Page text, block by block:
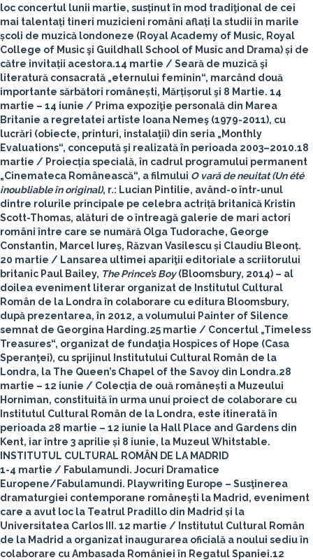
loc concertul lunii martie, susținut în mod tradiţional de cei
mai talentați tineri muzicieni români aflați la studii în marile
școli de muzică londoneze (Royal Academy of Music, Royal
College of Music şi Guildhall School of Music and Drama) și de
către invitații acestora.14 martie / Seară de muzică şi
literatură consacrată „eternului feminin“, marcând două
importante sărbători românești, Mărțișorul şi 8 Martie. 14
martie – 14 iunie / Prima expoziţie personală din Marea
Britanie a regretatei artiste Ioana Nemeş (1979-2011), cu
lucrări (obiecte, printuri, instalaţii) din seria „Monthly
Evaluations“, concepută şi realizată în perioada 2003–2010.18
martie / Proiecția specială, în cadrul programului permanent
„Cinemateca Românească“, a filmului O vară de neuitat (Un été
inoubliable în original), r.: Lucian Pintilie, având-o într-unul
dintre rolurile principale pe celebra actriță britanică Kristin
Scott-Thomas, alături de o întreagă galerie de mari actori
români între care se numără Olga Tudorache, George
Constantin, Marcel Iureș, Răzvan Vasilescu și Claudiu Bleonț.
20 martie / Lansarea ultimei apariţii editoriale a scriitorului
britanic Paul Bailey, The Prince’s Boy(Bloomsbury, 2014) – al
doilea eveniment literar organizat de Institutul Cultural
Român de la Londra în colaborare cu editura Bloomsbury,
după prezentarea, în 2012, a volumului Painter of Silence
semnat de Georgina Harding.25 martie / Concertul „Timeless
Treasures“, organizat de fundaţia Hospices of Hope (Casa
Speranţei), cu sprijinul Institutului Cultural Român de la
Londra, la The Queen’s Chapel of the Savoy din Londra.28
martie – 12 iunie / Colecția de ouă românești a Muzeului
Horniman, constituită în urma unui proiect de colaborare cu
Institutul Cultural Român de la Londra, este itinerată în
perioada 28 martie – 12 iunie la Hall Place and Gardens din
Kent, iar între 3 aprilie și 8 iunie, la Muzeul Whitstable.
INSTITUTUL CULTURAL ROMÂN DE LA MADRID
1-4 martie / Fabulamundi. Jocuri Dramatice
Europene/Fabulamundi. Playwriting Europe – Susţinerea
dramaturgiei contemporane româneşti la Madrid, eveniment
care a avut loc la Teatrul Pradillo din Madrid și la
Universitatea Carlos III. 12 martie / Institutul Cultural Român
de la Madrid a organizat inaugurarea oficială a noului sediu în
colaborare cu Ambasada României în Regatul Spaniei.12